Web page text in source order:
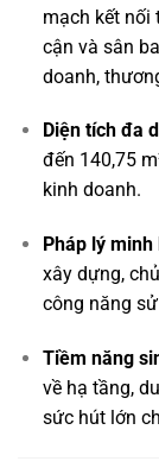
mạch kết nối
cận và sân
doanh,
Diện tích đa
đến 140,75
kinh doanh.
Pháp lý minh
xây dựng,
công năng
Tiềm năng
về hạ tầng,
sức hút lớn